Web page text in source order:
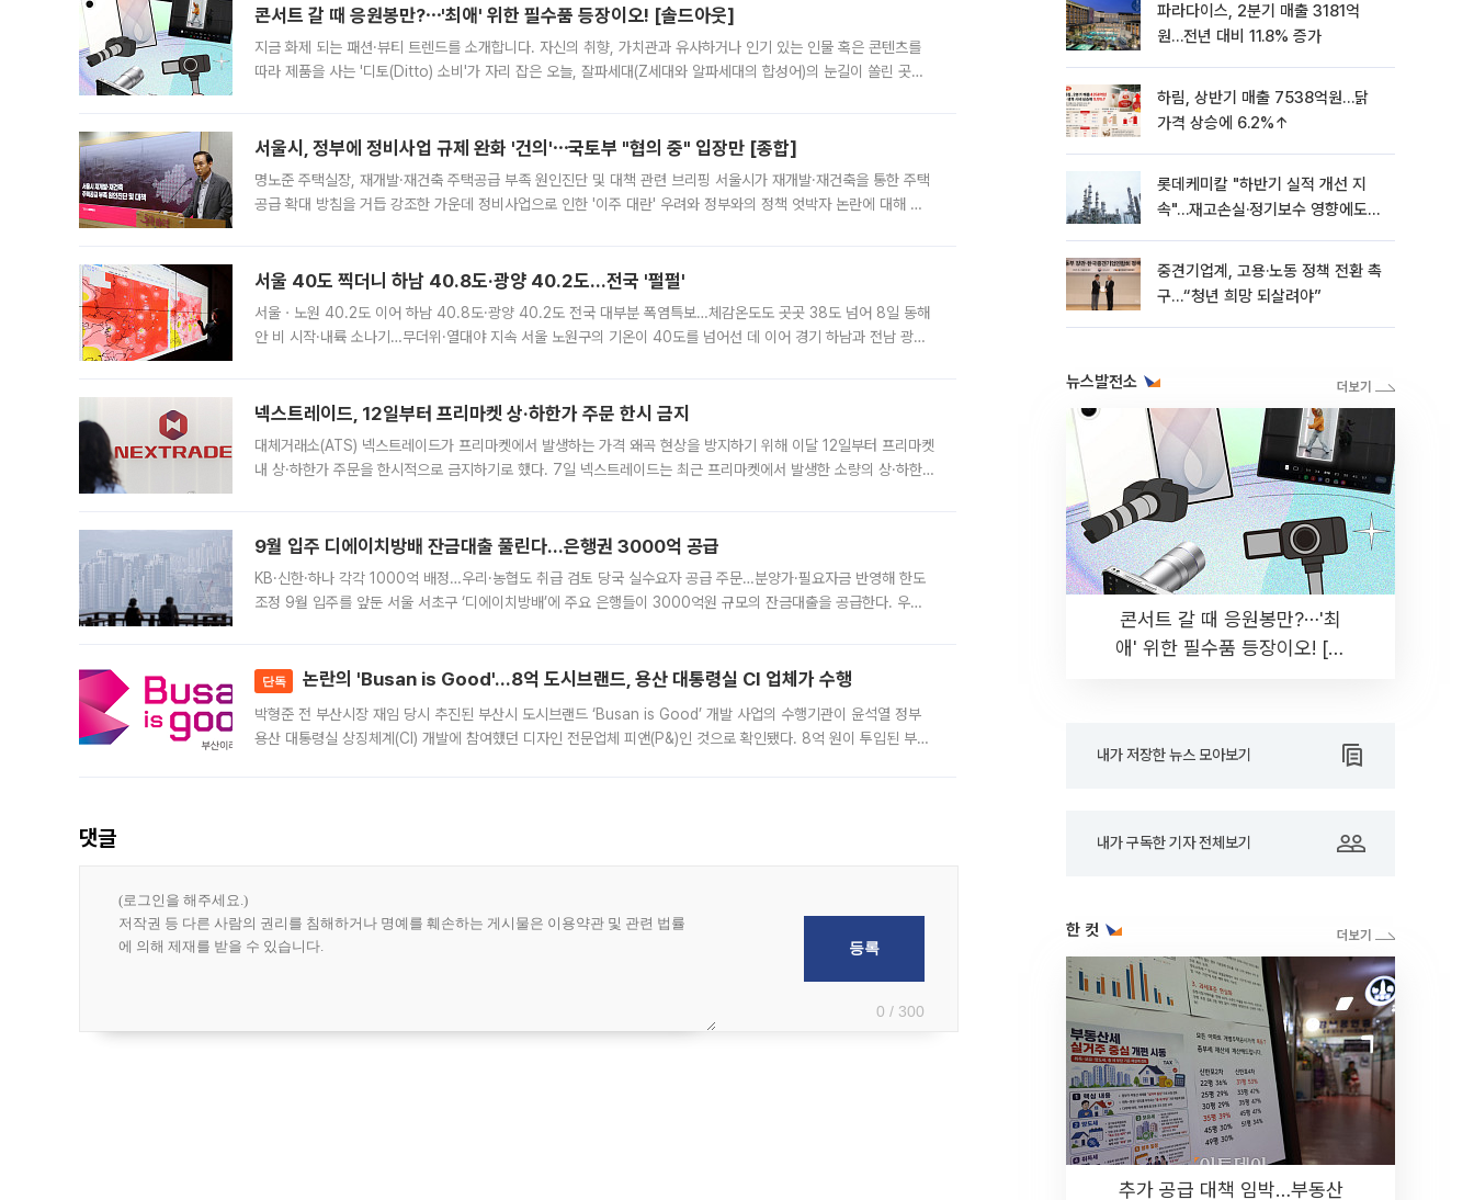
콘서트 갈 때 응원봉만?⋯'최애' 위한 필수품 등장이오! [솔드아웃]
지금 화제 되는 패션·뷰티 트렌드를 소개합니다. 자신의 취향, 가치관과 유사하거나 인기 있는 인물 혹은 콘텐츠를
따라 제품을 사는 '디토(Ditto) 소비'가 자리 잡은 오늘, 잘파세대(Z세대와 알파세대의 합성어)의 눈길이 쏠린 곳은
서울시, 정부에 정비사업 규제 완화 '건의'⋯국토부 "협의 중" 입장만 [종합]
명노준 주택실장, 재개발·재건축 주택공급 부족 원인진단 및 대책 관련 브리핑 서울시가 재개발·재건축을 통한 주택
공급 확대 방침을 거듭 강조한 가운데 정비사업으로 인한 '이주 대란' 우려와 정부와의 정책 엇박자 논란에 대해 정
서울 40도 찍더니 하남 40.8도·광양 40.2도…전국 '펄펄'
서울ㆍ노원 40.2도 이어 하남 40.8도·광양 40.2도 전국 대부분 폭염특보…체감온도도 곳곳 38도 넘어 8일 동해
안 비 시작·내륙 소나기…무더위·열대야 지속 서울 노원구의 기온이 40도를 넘어선 데 이어 경기 하남과 전남 광양
넥스트레이드, 12일부터 프리마켓 상·하한가 주문 한시 금지
대체거래소(ATS) 넥스트레이드가 프리마켓에서 발생하는 가격 왜곡 현상을 방지하기 위해 이달 12일부터 프리마켓
내 상·하한가 주문을 한시적으로 금지하기로 했다. 7일 넥스트레이드는 최근 프리마켓에서 발생한 소량의 상·하한
9월 입주 디에이치방배 잔금대출 풀린다…은행권 3000억 공급
KB·신한·하나 각각 1000억 배정…우리·농협도 취급 검토 당국 실수요자 공급 주문…분양가·필요자금 반영해 한도
조정 9월 입주를 앞둔 서울 서초구 ‘디에이치방배’에 주요 은행들이 3000억원 규모의 잔금대출을 공급한다. 우리
단독 논란의 'Busan is Good'…8억 도시브랜드, 용산 대통령실 CI 업체가 수행
박형준 전 부산시장 재임 당시 추진된 부산시 도시브랜드 ‘Busan is Good’ 개발 사업의 수행기관이 윤석열 정부
용산 대통령실 상징체계(CI) 개발에 참여했던 디자인 전문업체 피앤(P&)인 것으로 확인됐다. 8억 원이 투입된 부산
댓글
0 / 300
파라다이스, 2분기 매출 3181억
원…전년 대비 11.8% 증가
하림, 상반기 매출 7538억원…닭
가격 상승에 6.2%↑
롯데케미칼 "하반기 실적 개선 지
속"…재고손실·정기보수 영향에도
중견기업계, 고용·노동 정책 전환 촉
구…“청년 희망 되살려야”
뉴스발전소
콘서트 갈 때 응원봉만?⋯'최
애' 위한 필수품 등장이오! [솔
내가 저장한 뉴스 모아보기
내가 구독한 기자 전체보기
한 컷
추가 공급 대책 임박…부동산